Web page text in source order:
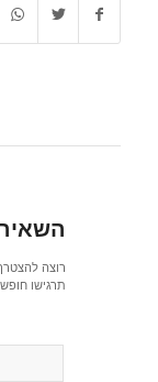
רוצה
תרגישו